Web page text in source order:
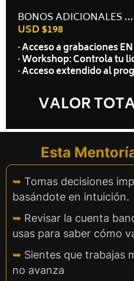
BONOS ADICIONALES
USD $198
· Acceso a grabaciones
· Workshop: Controla tu
· Acceso extendido al
VALOR
Esta
➥ Tomas decisiones
basándote en intuición.
➥ Revisar la cuenta
usas para saber cómo
➥ Sientes que trabajas
no avanza